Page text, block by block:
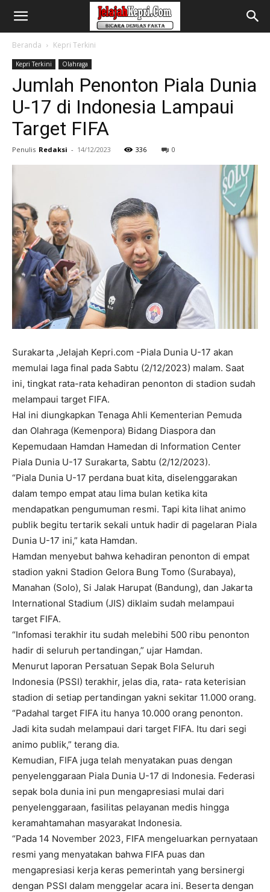
Beranda Kepri Terkini
Kepri Terkini Olahraga
Jumlah Penonton Piala Dunia
U-17 di Indonesia Lampaui
Target FIFA
Penulis Redaksi - 14/12/2023 336 0
Surakarta ,Jelajah Kepri.com -Piala Dunia U-17 akan
memulai laga final pada Sabtu (2/12/2023) malam. Saat
ini, tingkat rata-rata kehadiran penonton di stadion sudah
melampaui target FIFA.
Hal ini diungkapkan Tenaga Ahli Kementerian Pemuda
dan Olahraga (Kemenpora) Bidang Diaspora dan
Kepemudaan Hamdan Hamedan di Information Center
Piala Dunia U-17 Surakarta, Sabtu (2/12/2023).
“Piala Dunia U-17 perdana buat kita, diselenggarakan
dalam tempo empat atau lima bulan ketika kita
mendapatkan pengumuman resmi. Tapi kita lihat animo
publik begitu tertarik sekali untuk hadir di pagelaran Piala
Dunia U-17 ini,” kata Hamdan.
Hamdan menyebut bahwa kehadiran penonton di empat
stadion yakni Stadion Gelora Bung Tomo (Surabaya),
Manahan (Solo), Si Jalak Harupat (Bandung), dan Jakarta
International Stadium (JIS) diklaim sudah melampaui
target FIFA.
“Infomasi terakhir itu sudah melebihi 500 ribu penonton
hadir di seluruh pertandingan,” ujar Hamdan.
Menurut laporan Persatuan Sepak Bola Seluruh
Indonesia (PSSI) terakhir, jelas dia, rata- rata keterisian
stadion di setiap pertandingan yakni sekitar 11.000 orang.
“Padahal target FIFA itu hanya 10.000 orang penonton.
Jadi kita sudah melampaui dari target FIFA. Itu dari segi
animo publik,” terang dia.
Kemudian, FIFA juga telah menyatakan puas dengan
penyelenggaraan Piala Dunia U-17 di Indonesia. Federasi
sepak bola dunia ini pun mengapresiasi mulai dari
penyelenggaraan, fasilitas pelayanan medis hingga
keramahtamahan masyarakat Indonesia.
“Pada 14 November 2023, FIFA mengeluarkan pernyataan
resmi yang menyatakan bahwa FIFA puas dan
mengapresiasi kerja keras pemerintah yang bersinergi
dengan PSSI dalam menggelar acara ini. Beserta dengan